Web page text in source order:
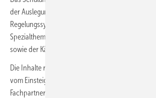
der Auslegung und Installation von
Regelungssysteme und Brennwerttechnologien
Spezialthemen. Auch anerkannte Qualifikationen
sowie der Kälteschein können erworben werden.
Die Inhalte richten sich an unterschiedliche
vom Einsteiger über Monteure und Meister bis hin
Fachpartnern und Kundendiensttechnikern. Die